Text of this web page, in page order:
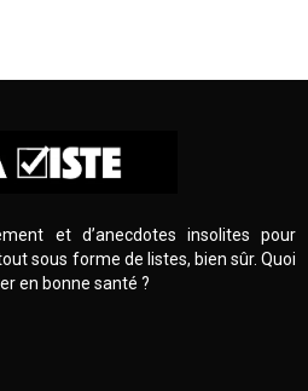
et d’anecdotes insolites pour
sous forme de listes, bien sûr. Quoi
en bonne santé ?